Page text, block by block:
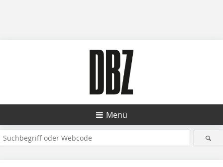
Menü